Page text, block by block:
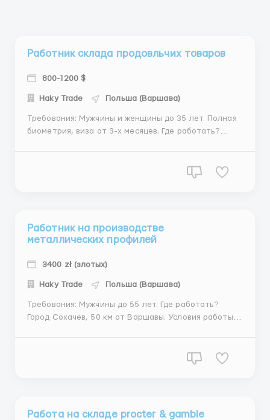
Работник склада продовльчих товаров
800-1200 $
Haky Trade Польша (Варшава)
Требования: Мужчины и женщины до 35 лет. Полная
биометрия, виза от 3-х месяцев. Где работать?
товаров на магазины с помощью сканера и вузка.
Работник на производстве
металлических профилей
3400 zł (злотых)
Haky Trade Польша (Варшава)
Требования: Мужчины до 55 лет. Где работать?
Город Сохачев, 50 км от Варшавы. Условия работы:
производству профилей нарезает профиль,
Работа на складе procter & gamble